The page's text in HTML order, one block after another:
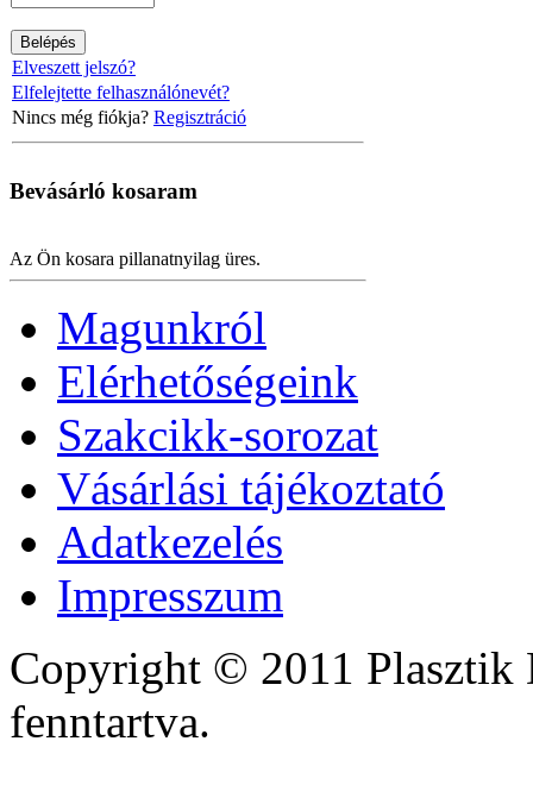
Elveszett jelszó?
Elfelejtette felhasználónevét?
Nincs még fiókja? Regisztráció
Bevásárló kosaram
Az Ön kosara pillanatnyilag üres.
Magunkról
Elérhetőségeink
Szakcikk-sorozat
Vásárlási tájékoztató
Adatkezelés
Impresszum
Copyright © 2011
fenntartva.